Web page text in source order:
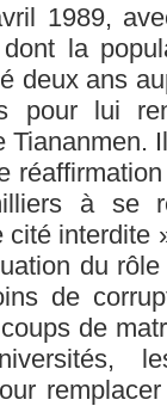
1989,
la
deux ans
pour lui
Tiananmen.
à se
interdite
du
de
de